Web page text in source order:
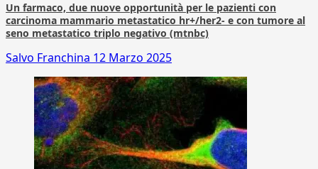
Un farmaco, due nuove opportunità per le pazienti con
carcinoma mammario metastatico hr+/her2- e con tumore al
seno metastatico triplo negativo (mtnbc)
Salvo Franchina 12 Marzo 2025